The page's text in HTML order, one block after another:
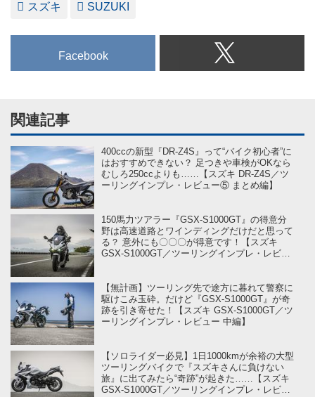
スズキ SUZUKI
Facebook
関連記事
400ccの新型『DR-Z4S』って“バイク初心者”に
はおすすめできない？ 足つきや車検がOKなら
むしろ250ccよりも……【スズキ DR-Z4S／ツ
ーリングインプレ・レビュー⑤ まとめ編】
150馬力ツアラー『GSX-S1000GT』の得意分
野は高速道路とワインディングだけだと思って
る？ 意外にも〇〇〇が得意です！【スズキ
GSX-S1000GT／ツーリングインプレ・レビュ
【無計画】ツーリング先で途方に暮れて警察に
駆けこみ玉砕。だけど『GSX-S1000GT』が奇
跡を引き寄せた！【スズキ GSX-S1000GT／ツ
ーリングインプレ・レビュー 中編】
【ソロライダー必見】1日1000kmが余裕の大型
ツーリングバイクで『スズキさんに負けない
旅』に出てみたら“奇跡”が起きた……【スズキ
GSX-S1000GT／ツーリングインプレ・レビュ